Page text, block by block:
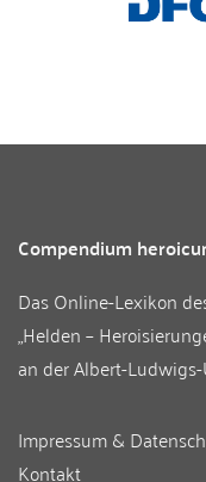
Compendium
Das Online-Lexikon
„Helden –
an derAlbert-
Impressum &
Kontakt